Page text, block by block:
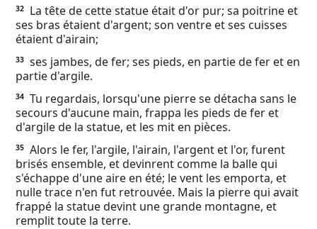
32
La tête de cette statue était d'or pur; sa poitrine et
ses bras étaient d'argent; son ventre et ses cuisses
étaient d'airain;
33 ses jambes, de fer; ses pieds, en partie de fer et en
partie d'argile.
34 Tu regardais, lorsqu'une pierre se détacha sans le
secours d'aucune main, frappa les pieds de fer et
d'argile de la statue, et les mit en pièces.
35 Alors le fer, l'argile, l'airain, l'argent et l'or, furent
brisés ensemble, et devinrent comme la balle qui
s'échappe d'une aire en été; le vent les emporta, et
nulle trace n'en fut retrouvée. Mais la pierre qui avait
frappé la statue devint une grande montagne, et
remplit toute la terre.